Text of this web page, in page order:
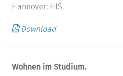
Hannover: HIS.
Download
Wohnen im Studium.